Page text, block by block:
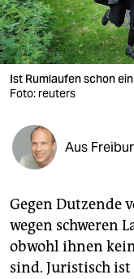
wahrheit
verlag
verlag
shop
fragen & hilfe
unterstützen
abo
genossenschaft
Ist Rumlaufen schon
Foto: reuters
Aus
Gegen Dutzende
wegen schweren
obwohl ihnen
sind. Juristisch